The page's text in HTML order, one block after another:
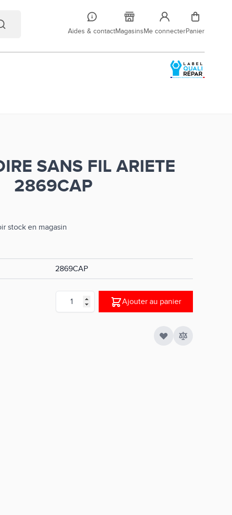
Aides & contactMagasinsMe connecterPanier
SANS FIL ARIETE
2869CAP
stock en magasin
2869CAP
Quantité
Ajouter au panier